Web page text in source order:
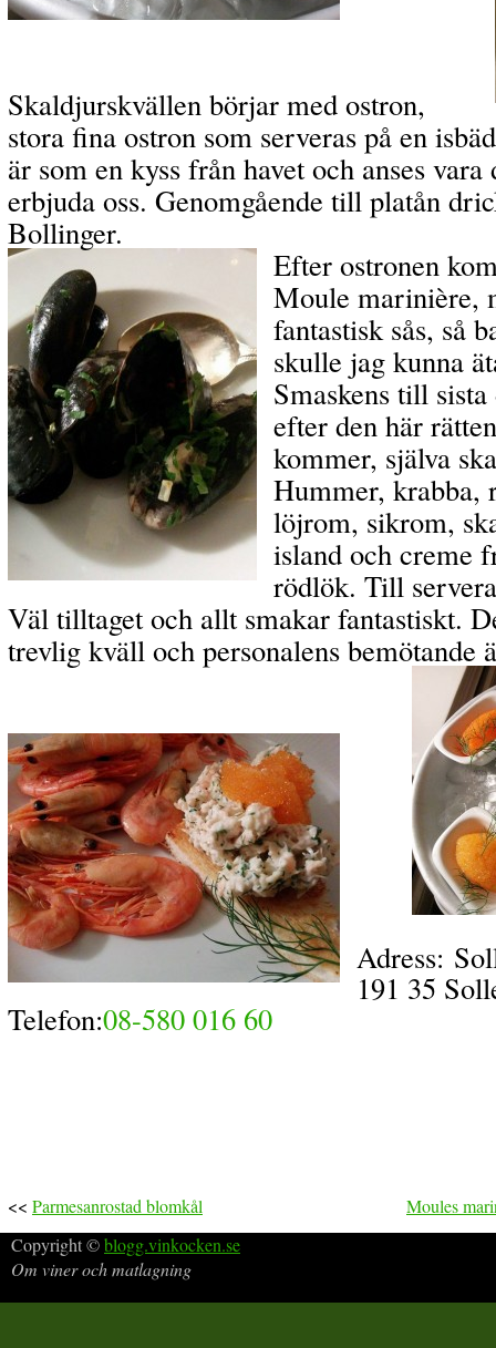
Skaldjurskvällen börjar med ostron,
stora fina ostron som serveras på en
är som en kyss från havet och anses vara
erbjuda oss. Genomgående till platån
Bollinger.
Efter ostronen
Moule marinière,
fantastisk sås, så
skulle jag kunna
Smaskens till
efter den här
kommer, själva
Hummer, krabba,
löjrom, sikrom,
island och creme
rödlök. Till
Väl tilltaget och allt smakar fantastiskt.
trevlig kväll och personalens bemötande
Adress:
191 35
Telefon:08-580 016 60
<< Parmesanrostad blomkål
Moules
Copyright ©blogg.vinkocken.se
Om viner och matlagning